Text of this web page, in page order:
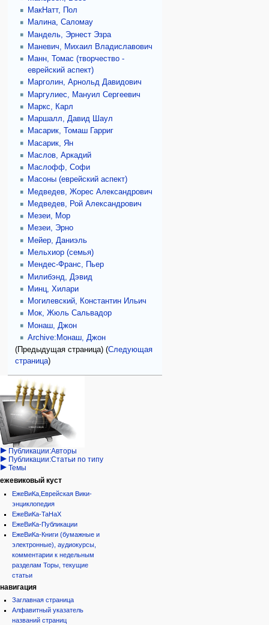
МакНатт, Пол
Малина, Саломау
Мандель, Эрнест Эзра
Маневич, Михаил Владиславович
Манн, Томас (творчество -
еврейский аспект)
Марголин, Арнольд Давидович
Маргулиес, Мануил Сергеевич
Маркс, Карл
Маршалл, Давид Шаул
Масарик, Томаш Гарриг
Масарик, Ян
Маслов, Аркадий
Маслофф, Софи
Масоны (еврейский аспект)
Медведев, Жорес Александрович
Медведев, Рой Александрович
Мезеи, Мор
Мезеи, Эрно
Мейер, Даниэль
Мельхиор (семья)
Мендес-Франс, Пьер
Милибэнд, Дэвид
Минц, Хилари
Могилевский, Константин Ильич
Мок, Жюль Сальвадор
Монаш, Джон
Archive:Монаш, Джон
(Предыдущая страница) (Следующая
страница)
Навигация
персональные инструменты
войти
запрос
учётной
записи
категории
Израиль:Страна и
государство
Иудаизм
Народ
Проекты
Проекты/Участники/
дополнения
Публикации:Авторы
Публикации:Статьи по типу
Темы
ежевиковый куст
ЕжеВиКа,Еврейская Вики-
энциклопедия
ЕжеВиКа-ТаНаХ
ЕжеВиКа-Публикации
ЕжеВиКа-Книги (бумажные и
электронные), аудиокурсы,
комментарии к недельным
разделам Торы, текущие
статьи
навигация
Заглавная страница
Алфавитный указатель
названий страниц